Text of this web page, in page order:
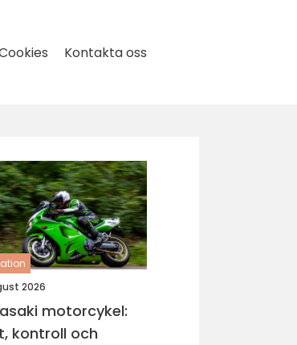
Kontakta oss
2026
motorcykel:
kontroll och